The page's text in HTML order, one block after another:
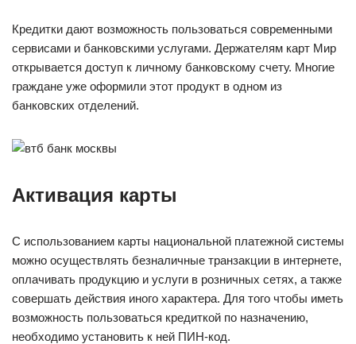
Кредитки дают возможность пользоваться современными
сервисами и банковскими услугами. Держателям карт Мир
открывается доступ к личному банковскому счету. Многие
граждане уже оформили этот продукт в одном из
банковских отделений.
Активация карты
С использованием карты национальной платежной системы
можно осуществлять безналичные транзакции в интернете,
оплачивать продукцию и услуги в розничных сетях, а также
совершать действия иного характера. Для того чтобы иметь
возможность пользоваться кредиткой по назначению,
необходимо установить к ней ПИН-код.